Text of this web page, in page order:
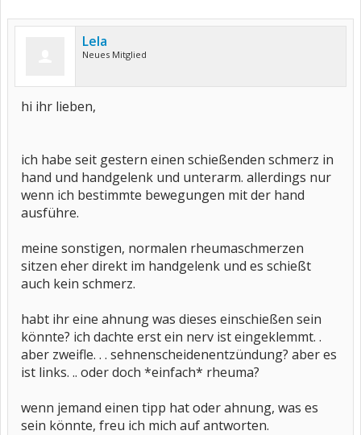
Lela
Neues Mitglied
hi ihr lieben,
ich habe seit gestern einen schießenden schmerz in
hand und handgelenk und unterarm. allerdings nur
wenn ich bestimmte bewegungen mit der hand
ausführe.
meine sonstigen, normalen rheumaschmerzen
sitzen eher direkt im handgelenk und es schießt
auch kein schmerz.
habt ihr eine ahnung was dieses einschießen sein
könnte? ich dachte erst ein nerv ist eingeklemmt. .
aber zweifle. . . sehnenscheidenentzündung? aber es
ist links. .. oder doch *einfach* rheuma?
wenn jemand einen tipp hat oder ahnung, was es
sein könnte, freu ich mich auf antworten.